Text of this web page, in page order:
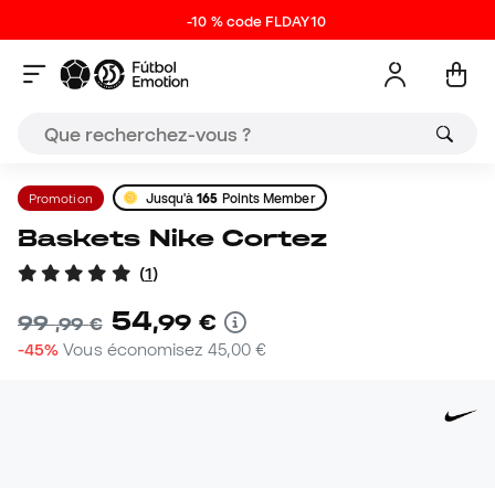
-10 % code FLDAY10
Promotion Jusqu'à165 Points Member
Baskets Nike Cortez
(1)
99,99 € 54,99 €
-45% Vous économisez 45,00 €